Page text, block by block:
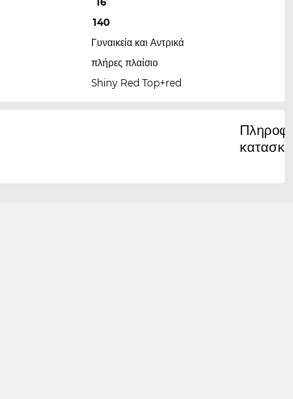
140
Γυναικεία και Αντρικά
πλήρες πλαίσιο
Shiny Red Top+red